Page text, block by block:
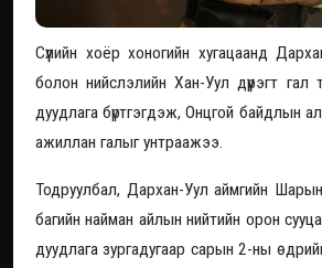
Сүүлийн хоёр хоногийн хугацаанд
болон нийслэлийн Хан-Уул дүүрэгт гал
дуудлага бүртгэгдэж, Онцгой байдлын
ажиллан галыг унтраажээ.
Тодруулбал, Дархан-Уул аймгийн
багийн найман айлын нийтийн орон
дуудлага зургадугаар сарын 2-ны